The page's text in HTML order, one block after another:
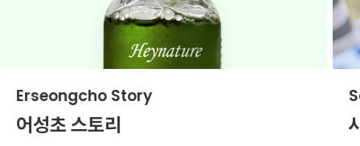
Erseongcho Story
어성초 스토리